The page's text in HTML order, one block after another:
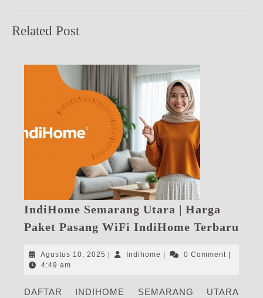
post:
Related Post
IndiHome Semarang Utara | Harga
Paket Pasang WiFi IndiHome Terbaru
Agustus 10, 2025 Agustus
| Indihome Indihome
| 0 Comment |
4:49 am
DAFTAR INDIHOME SEMARANG UTARA